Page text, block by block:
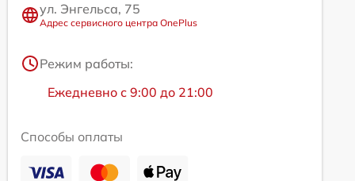
ул. Энгельса, 75
Адрес сервисного центра OnePlus
Режим работы:
Ежедневно с 9:00 до 21:00
Способы оплаты